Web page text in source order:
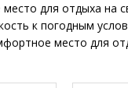
для отдыха на
к погодным
место для